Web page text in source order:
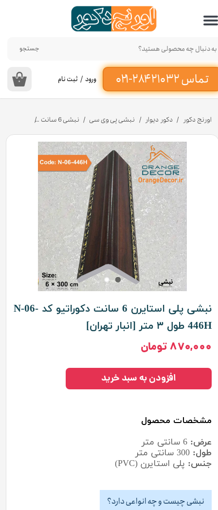
تماس ۳۲ ۲۱۰ ۲۸۴-۰۲۱‌
جستجو
۰ ورود / ثبت نام
حساب کاربری من
تغییر گذر واژه
سفارشات
خروج از حساب کاربری
اورنج دکور دکور دیوار نبشی پی وی سی نبشی 6 سانت
نبشی پلی استایرن 6 سانت دکوراتیو کد N-06-
446H طول ۳ متر [انبار تهران]
۸۷۰,۰۰۰ تومان
مشخصات محصول
عرض: 6 سانتی متر
طول: 300 سانتی متر
جنس: پلی استایرن (PVC)
افزودن به سبد خرید
نبشی چیست و چه انواعی دارد؟